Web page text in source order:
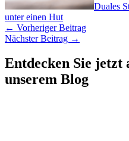
Duales
unter einen Hut
← Vorheriger Beitrag
Nächster Beitrag →
Entdecken Sie jetzt
unserem Blog